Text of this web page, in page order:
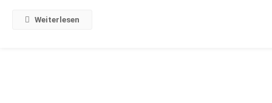
Weiterlesen